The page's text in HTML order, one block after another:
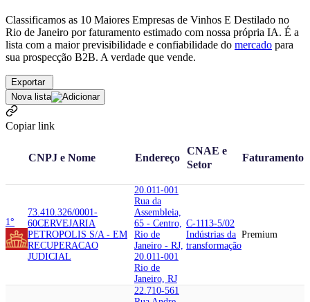
Classificamos as 10 Maiores Empresas de Vinhos E Destilado no
Rio de Janeiro por faturamento estimado com nossa própria IA. É a
lista com a maior previsibilidade e confiabilidade do mercado para
sua prospecção B2B. A verdade que vende.
Exportar
Nova lista
Copiar link
CNPJ e Nome Endereço
CNAE e
Setor
Faturamento
1°
73.410.326/0001-
60CERVEJARIA
PETROPOLIS S/A - EM
RECUPERACAO
JUDICIAL
20.011-001
Rua da
Assembleia,
65 - Centro,
Rio de
Janeiro - RJ,
20.011-001
Rio de
Janeiro, RJ
C-1113-5/02
Indústrias da
transformação
Premium
22.710-561